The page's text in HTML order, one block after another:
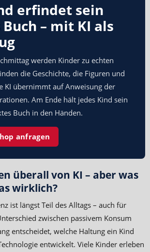
erfindet sein
– mit KI als
werden Kinder zu echten
die Geschichte, die Figuren und
KI übernimmt auf Anweisung der
Am Ende hält jedes Kind sein
Buch in den Händen.
anfragen
überall von KI – aber was
wirklich?
ist längst Teil des Alltags – auch für
zwischen passivem Konsum
entscheidet, welche Haltung ein Kind
entwickelt. Viele Kinder erleben